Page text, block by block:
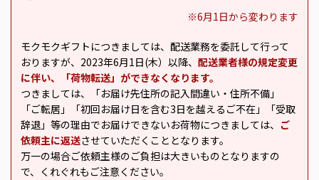
※6月1日から変わります
モクモクギフトにつきましては、配送業務を委託して行って
おりますが、2023年6月1日(木）以降、 配送業者様の規定変更
に伴い、「荷物転送」ができなくなります。
つきましては、「お届け先住所の記入間違い・住所不備」
「ご転居」「初回お届け日を含む3日を越えるご不在」「受取
辞退」等の理由でお届けできないお荷物につきましては、 ご
依頼主に返送させていただくこととなります。
万一の場合ご依頼主様のご負担は大きいものとなりますの
で、くれぐれもご注意ください。